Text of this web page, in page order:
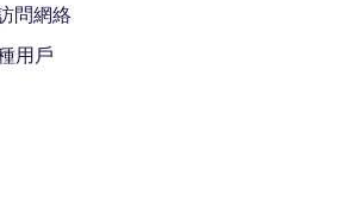
問網絡
用戶